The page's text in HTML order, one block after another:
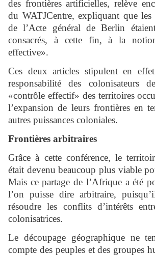
des frontières artificielles, relève
du WATJCentre, expliquant que
de l’Acte général de Berlin
consacrés, à cette fin, à la
effective».
Ces deux articles stipulent en
responsabilité des colonisateurs
«contrôle effectif» des territoires
l’expansion de leurs frontières en
autres puissances coloniales.
Frontières arbitraires
Grâce à cette conférence, le
était devenu beaucoup plus viable
Mais ce partage de l’Afrique a été
l’on puisse dire arbitraire,
résoudre les conflits d’intérêts
colonisatrices.
Le découpage géographique ne
compte des peuples et des groupes